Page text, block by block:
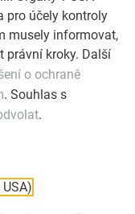
pro účely kontroly
musely informovat,
právní kroky. Další
o ochraně
. Souhlas s
.